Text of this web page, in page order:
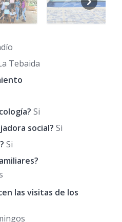
Tebaida
Si
social? Si
Si
las visitas de los